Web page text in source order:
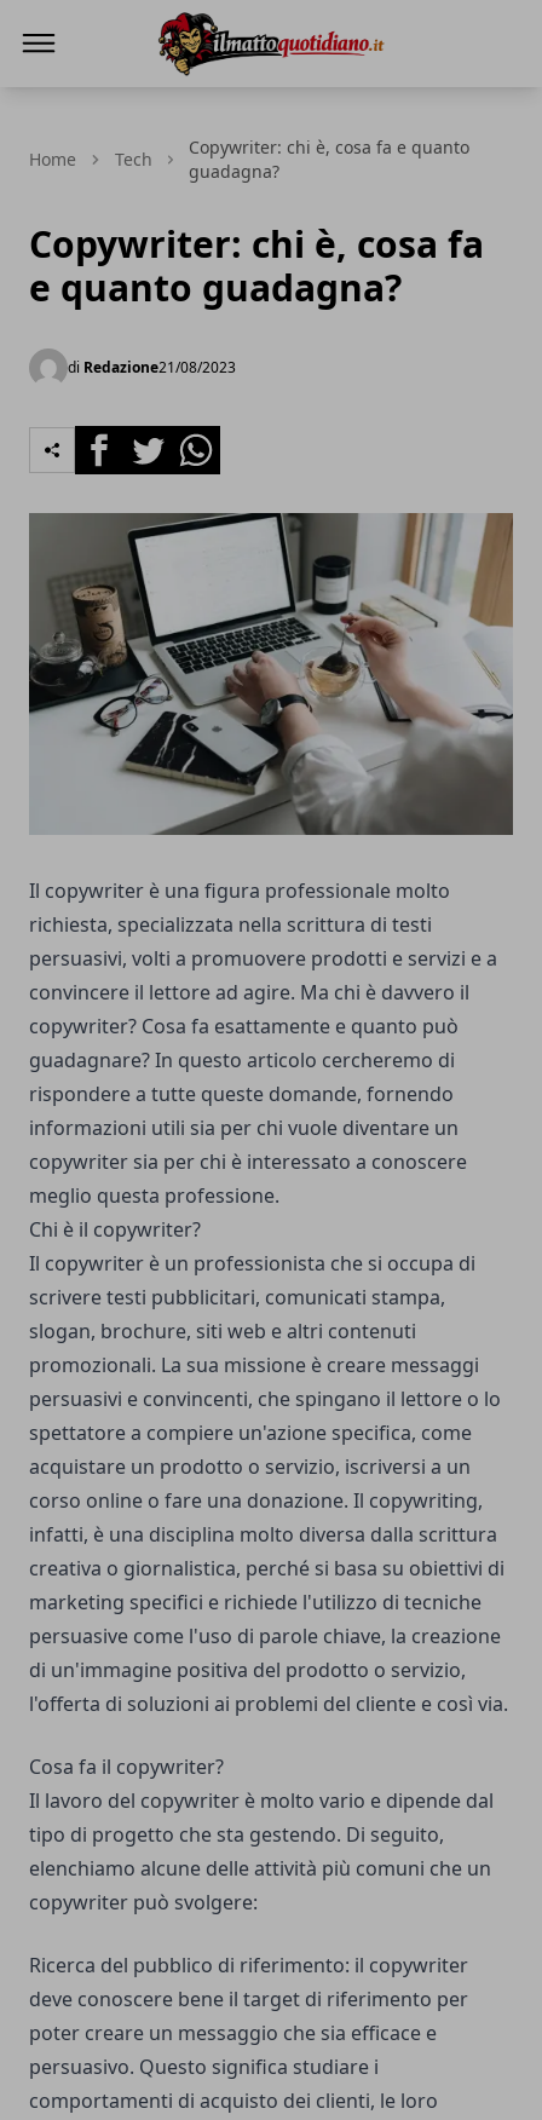
Home Tech
Copywriter: chi è, cosa fa e quanto
guadagna?
Copywriter: chi è, cosa fa
e quanto guadagna?
di Redazione21/08/2023
FacebookTwitterWhatsapp
Il copywriter è una figura professionale molto
richiesta, specializzata nella scrittura di testi
persuasivi, volti a promuovere prodotti e servizi e a
convincere il lettore ad agire. Ma chi è davvero il
copywriter? Cosa fa esattamente e quanto può
guadagnare? In questo articolo cercheremo di
rispondere a tutte queste domande, fornendo
informazioni utili sia per chi vuole diventare un
copywriter sia per chi è interessato a conoscere
meglio questa professione.
Chi è il copywriter?
Il copywriter è un professionista che si occupa di
scrivere testi pubblicitari, comunicati stampa,
slogan, brochure, siti web e altri contenuti
promozionali. La sua missione è creare messaggi
persuasivi e convincenti, che spingano il lettore o lo
spettatore a compiere un'azione specifica, come
acquistare un prodotto o servizio, iscriversi a un
corso online o fare una donazione. Il copywriting,
infatti, è una disciplina molto diversa dalla scrittura
creativa o giornalistica, perché si basa su obiettivi di
marketing specifici e richiede l'utilizzo di tecniche
persuasive come l'uso di parole chiave, la creazione
di un'immagine positiva del prodotto o servizio,
l'offerta di soluzioni ai problemi del cliente e così via.
Cosa fa il copywriter?
Il lavoro del copywriter è molto vario e dipende dal
tipo di progetto che sta gestendo. Di seguito,
elenchiamo alcune delle attività più comuni che un
copywriter può svolgere:
Ricerca del pubblico di riferimento: il copywriter
deve conoscere bene il target di riferimento per
poter creare un messaggio che sia efficace e
persuasivo. Questo significa studiare i
comportamenti di acquisto dei clienti, le loro